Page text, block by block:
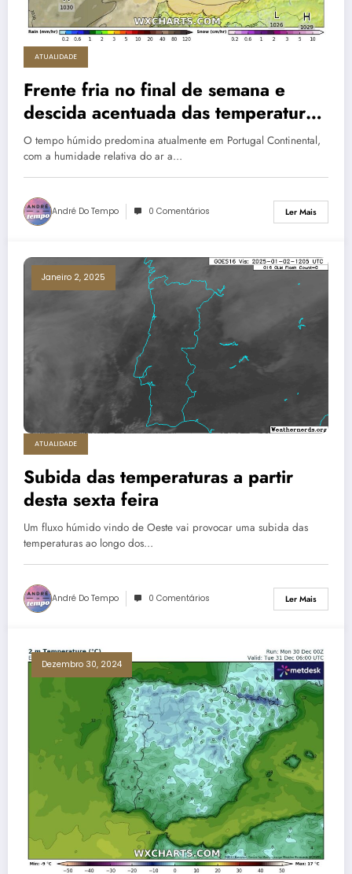
ATUALIDADE
Frente fria no final de semana e
descida acentuada das temperaturas
a partir de domingo à noite
O tempo húmido predomina atualmente em Portugal Continental,
com a humidade relativa do ar a…
André Do Tempo 0 Comentários Ler Mais
Janeiro 2, 2025
ATUALIDADE
Subida das temperaturas a partir
desta sexta feira
Um fluxo húmido vindo de Oeste vai provocar uma subida das
temperaturas ao longo dos…
André Do Tempo 0 Comentários Ler Mais
Dezembro 30, 2024